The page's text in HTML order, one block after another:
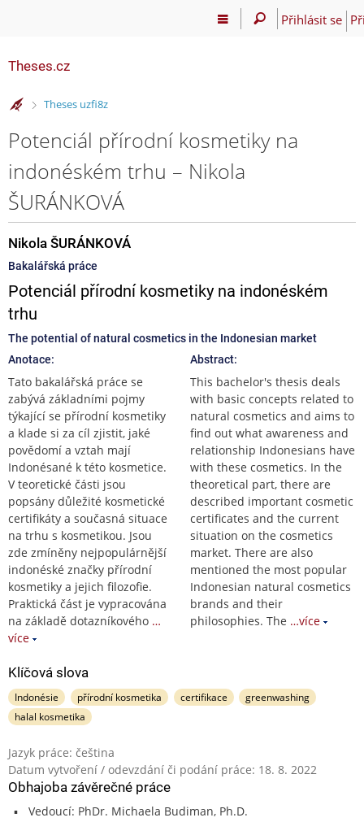
Přihlásit se
Theses.cz
>
Theses uzfi8z
Potenciál přírodní kosmetiky na
indonéském trhu – Nikola
ŠURÁNKOVÁ
Nikola ŠURÁNKOVÁ
Bakalářská práce
Potenciál přírodní kosmetiky na indonéském
trhu
The potential of natural cosmetics in the Indonesian market
Anotace:
Tato bakalářská práce se
zabývá základními pojmy
týkající se přírodní kosmetiky
a klade si za cíl zjistit, jaké
povědomí a vztah mají
Indonésané k této kosmetice.
V teoretické části jsou
popsány důležité kosmetické
certifikáty a současná situace
na trhu s kosmetikou. Jsou
zde zmíněny nejpopulárnější
indonéské značky přírodní
kosmetiky a jejich filozofie.
Praktická část je vypracována
na základě dotazníkového …
více
Abstract:
This bachelor's thesis deals
with basic concepts related to
natural cosmetics and aims to
find out what awareness and
relationship Indonesians have
with these cosmetics. In the
theoretical part, there are
described important cosmetic
certificates and the current
situation on the cosmetics
market. There are also
mentioned the most popular
Indonesian natural cosmetics
brands and their
philosophies. The …více
Klíčová slova
Indonésie přírodní kosmetika certifikace
greenwashing
halal kosmetika
Jazyk práce: čeština
Datum vytvoření / odevzdání či podání práce: 18. 8. 2022
Obhajoba závěrečné práce
Vedoucí: PhDr. Michaela Budiman, Ph.D.